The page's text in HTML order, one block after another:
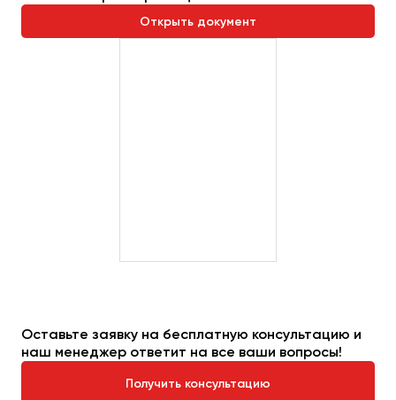
Открыть документ
Оставьте заявку на бесплатную консультацию и
наш менеджер ответит на все ваши вопросы!
Получить консультацию
Хабаровск